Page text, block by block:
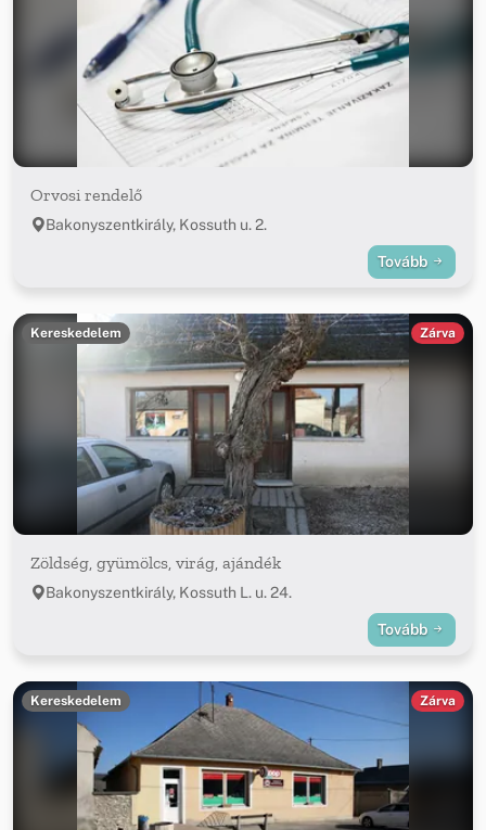
Orvosi rendelő
Bakonyszentkirály, Kossuth u. 2.
Tovább
Kereskedelem Zárva
Zöldség, gyümölcs, virág, ajándék
Bakonyszentkirály, Kossuth L. u. 24.
Tovább
Kereskedelem Zárva